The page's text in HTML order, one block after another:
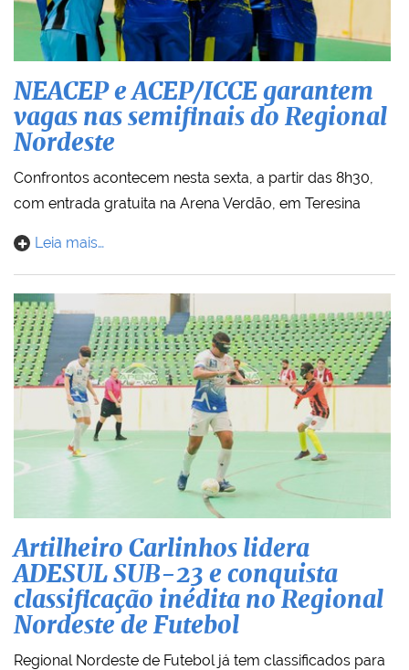
NEACEP e ACEP/ICCE garantem
vagas nas semifinais do Regional
Nordeste
Confrontos acontecem nesta sexta, a partir das 8h30,
com entrada gratuita na Arena Verdão, em Teresina
Leia mais…
Artilheiro Carlinhos lidera
ADESUL SUB-23 e conquista
classificação inédita no Regional
Nordeste de Futebol
Regional Nordeste de Futebol já tem classificados para